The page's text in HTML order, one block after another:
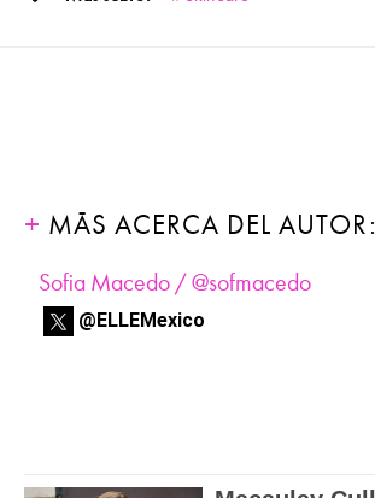
MÁS ACERCA DEL AUTOR:
Sofia Macedo / @sofmacedo
@ELLEMexico